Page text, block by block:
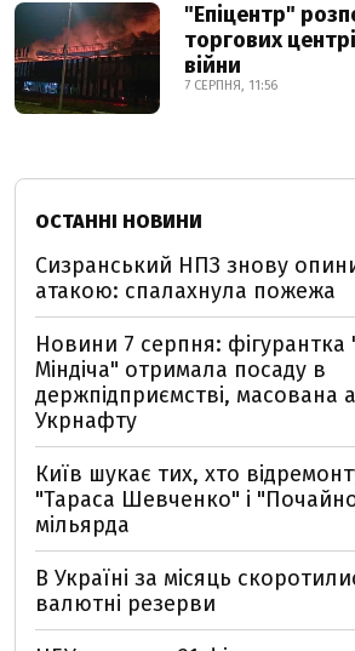
"Епіцентр"
торгових
війни
7 СЕРПНЯ, 11:56
ОСТАННІ НОВИНИ
Сизранський НПЗ знову
атакою: спалахнула пожежа
Новини 7 серпня: фігурантка
Міндіча" отримала посаду в
держпідприємстві, масована
Укрнафту
Київ шукає тих, хто
"Тараса Шевченко" і
мільярда
В Україні за місяць
валютні резерви